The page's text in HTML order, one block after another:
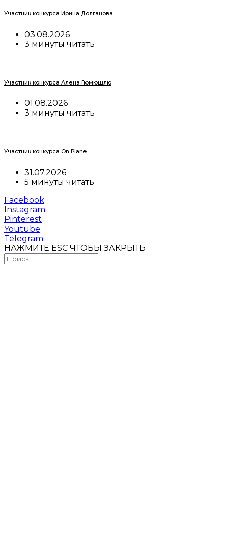
Участник конкурса Ирина Долганова
03.08.2026
3 минуты читать
Участник конкурса Алена Гюмюшлю
01.08.2026
3 минуты читать
Участник конкурса On Plane
31.07.2026
5 минуты читать
Facebook
Instagram
Pinterest
Youtube
Telegram
НАЖМИТЕ ESC ЧТОБЫ ЗАКРЫТЬ